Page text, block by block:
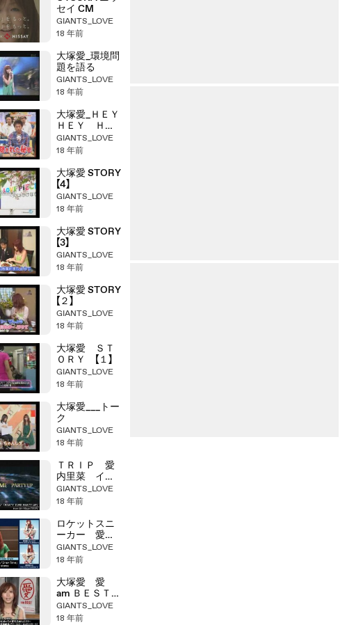
セイ CM
GIANTS_LOVE
18 年前
大塚愛_環境問
題を語る
GIANTS_LOVE
18 年前
大塚愛_ＨＥＹ
ＨＥＹ ＨＥ
Ｙ！
GIANTS_LOVE
18 年前
大塚愛 STORY
【4】
GIANTS_LOVE
18 年前
大塚愛 STORY
【3】
GIANTS_LOVE
18 年前
大塚愛 STORY
【２】
GIANTS_LOVE
18 年前
大塚愛 ＳＴ
ＯＲＹ 【１】
GIANTS_LOVE
18 年前
大塚愛___トー
ク
GIANTS_LOVE
18 年前
ＴＲＩＰ 愛
内里菜 イン
タビュー
GIANTS_LOVE
18 年前
ロケットスニ
ーカー 愛ち
んインタビュ
ー
GIANTS_LOVE
18 年前
大塚愛 愛
am ＢＥＳＴ
インタビュー
GIANTS_LOVE
18 年前